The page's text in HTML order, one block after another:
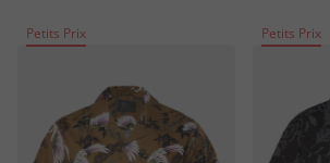
Petits Prix Petits Prix